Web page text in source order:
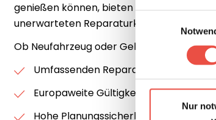
Nur
genießen können, bieten wir Ihnen die
unerwarteten Reparaturkosten.
Ob Neufahrzeug oder Gebrauchtmobil –
Umfassenden Reparaturkostenschutz
Europaweite Gültigkeit
Hohe Planungssicherheit